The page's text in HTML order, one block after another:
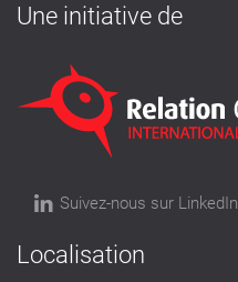
Une initiative de
Suivez-nous sur LinkedIn
Localisation